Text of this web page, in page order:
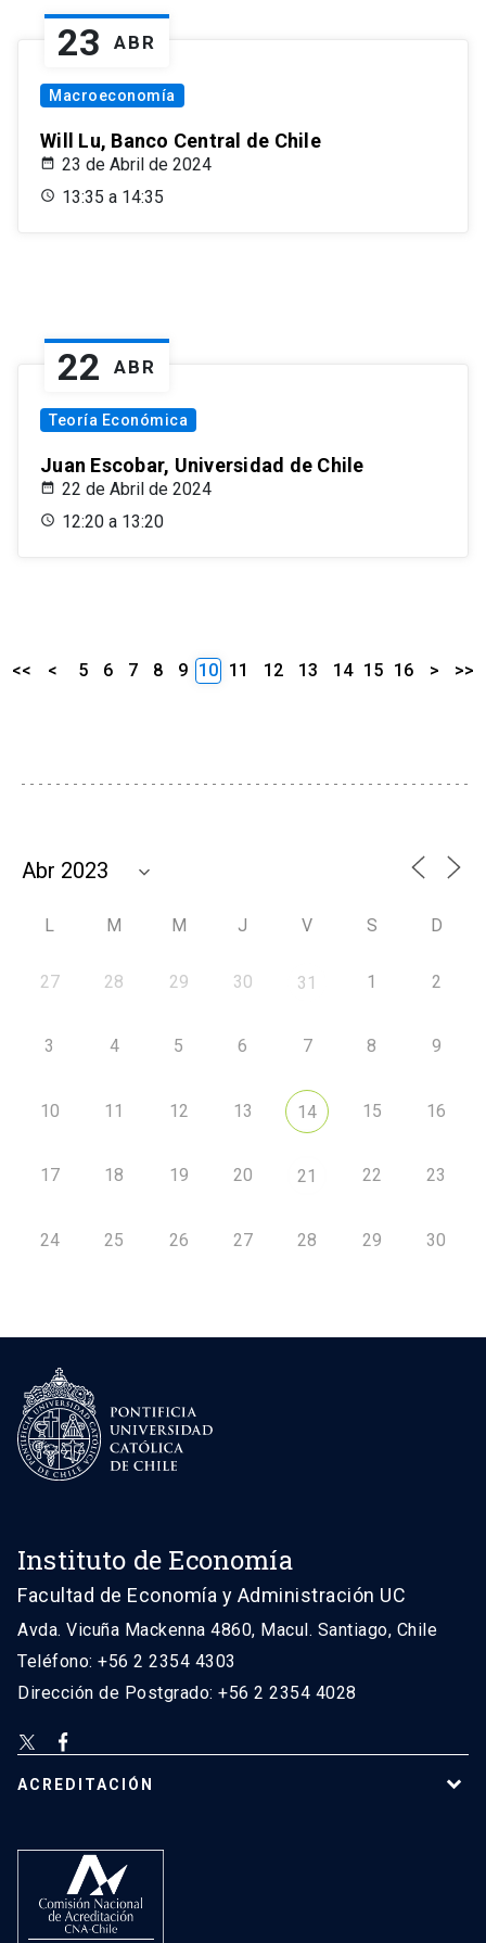
23 ABR
Macroeconomía
Will Lu, Banco Central de Chile
23 de Abril de 2024
13:35 a 14:35
22 ABR
Teoría Económica
Juan Escobar, Universidad de Chile
22 de Abril de 2024
12:20 a 13:20
<< < 5 6 7 8 9 10 11 12 13 14 15 16 > >>
L M M J V S D
27 28 29 30 31 1 2
3 4 5 6 7 8 9
10 11 12 13 14 15 16
17 18 19 20 21 22 23
24 25 26 27 28 29 30
Instituto de Economía
Facultad de Economía y Administración UC
Avda. Vicuña Mackenna 4860, Macul. Santiago, Chile
Teléfono: +56 2 2354 4303
Dirección de Postgrado: +56 2 2354 4028
ACREDITACIÓN